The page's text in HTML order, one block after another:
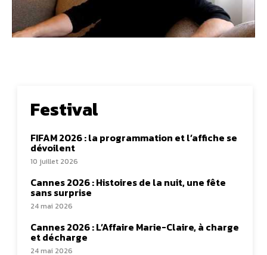
Festival
FIFAM 2026 : la programmation et l’affiche se
dévoilent
10 juillet 2026
Cannes 2026 : Histoires de la nuit, une fête
sans surprise
24 mai 2026
Cannes 2026 : L’Affaire Marie-Claire, à charge
et décharge
24 mai 2026